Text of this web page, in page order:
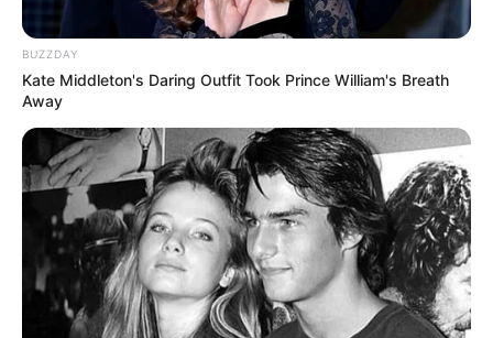
Tastefully Yours Confidence Queen
Walking On Thin Ice Tempest
BUZZDAY
Kate Middleton's Daring Outfit Took Prince William's Breath
Away